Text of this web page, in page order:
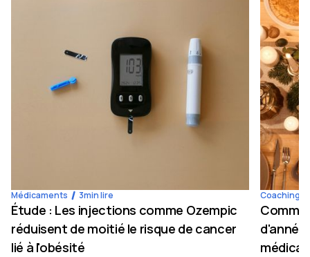
Médicaments 3min lire
Étude : Les injections comme Ozempic
réduisent de moitié le risque de cancer
lié à l'obésité
Coaching